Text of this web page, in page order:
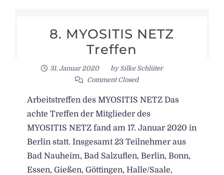
8. MYOSITIS NETZ
Treffen
31. Januar 2020 by Silke Schlüter
Comment Closed
Arbeitstreffen des MYOSITIS NETZ Das
achte Treffen der Mitglieder des
MYOSITIS NETZ fand am 17. Januar 2020 in
Berlin statt. Insgesamt 23 Teilnehmer aus
Bad Nauheim, Bad Salzuflen, Berlin, Bonn,
Essen, Gießen, Göttingen, Halle/Saale,